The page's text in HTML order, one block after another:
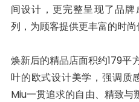
间设计，更完整呈现了品
列，为顾客提供更丰富的时尚
焕新后的精品店面积约179平
叶的欧式设计美学，强调质
Miu一贯追求的自由、精致与